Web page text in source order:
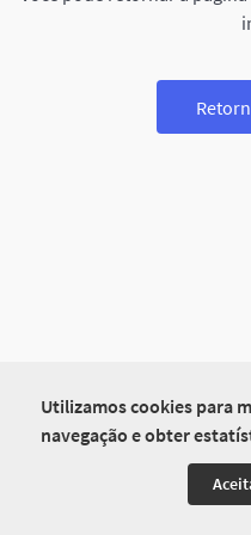
Utilizamos cookies para
navegação e obter